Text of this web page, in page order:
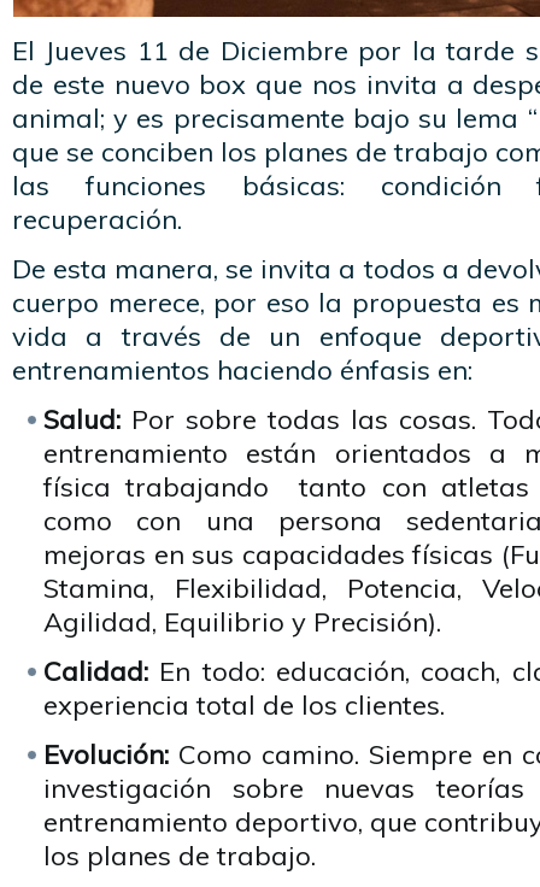
El Jueves 11 de Diciembre por la tarde
de este nuevo box que nos invita a
animal; y es precisamente bajo su lema
que se conciben los planes de trabajo
las funciones básicas:
recuperación.
De esta manera, se invita a todos a
cuerpo merece, por eso la propuesta
vida a través de un enfoque
entrenamientos haciendo énfasis en:
Salud: Por sobre todas las cosas.
entrenamiento están orientados a
física trabajando tanto con atletas
como con una persona
mejoras en sus capacidades físicas
Stamina, Flexibilidad, Potencia,
Agilidad, Equilibrio y Precisión).
Calidad: En todo: educación, coach,
experiencia total de los clientes.
Evolución: Como camino. Siempre en
investigación sobre nuevas
entrenamiento deportivo, que
los planes de trabajo.